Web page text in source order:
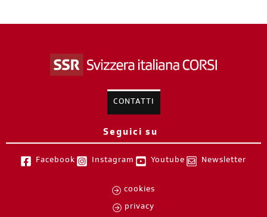
CONTATTI
Seguici su
Facebook Instagram Youtube Newsletter
cookies
privacy